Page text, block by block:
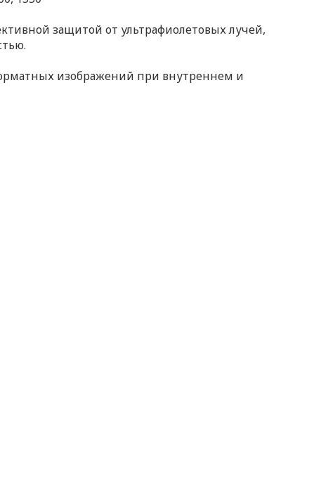
защитой от ультрафиолетовых лучей,
изображений при внутреннем и